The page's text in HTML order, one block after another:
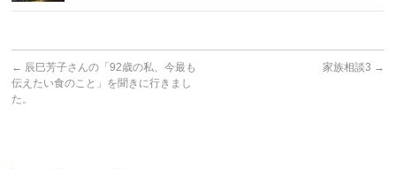
← 辰巳芳子さんの「92歳の私、今最も
伝えたい食のこと」を聞きに行きまし
た。
家族相談3 →